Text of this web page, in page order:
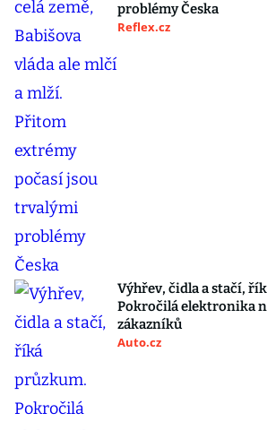
problémy Česka
Reflex.cz
Výhřev, čidla a stačí,
Pokročilá elektronika
zákazníků
Auto.cz